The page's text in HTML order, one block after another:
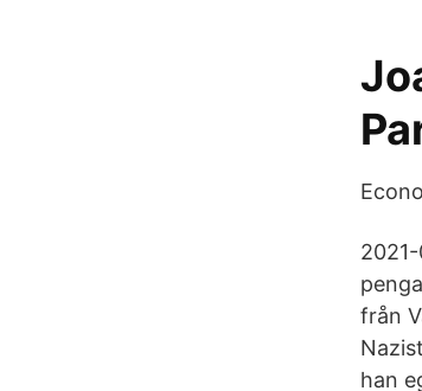
från
han